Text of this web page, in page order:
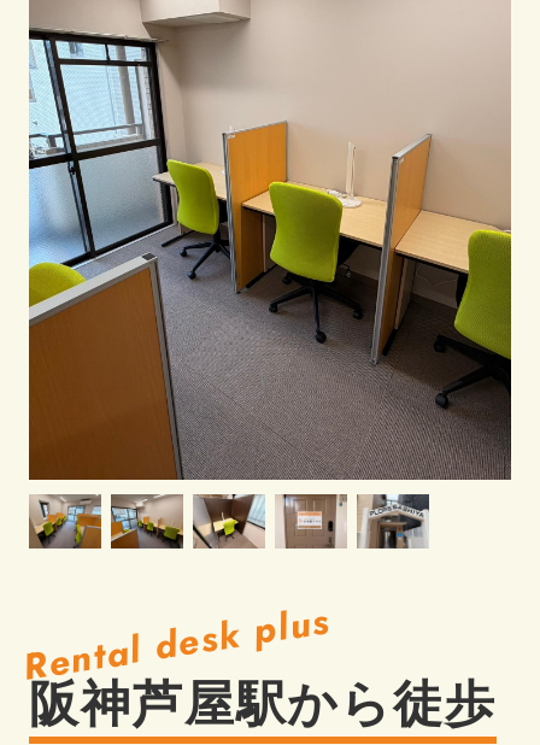
Rental desk plus
阪神芦屋駅から徒歩